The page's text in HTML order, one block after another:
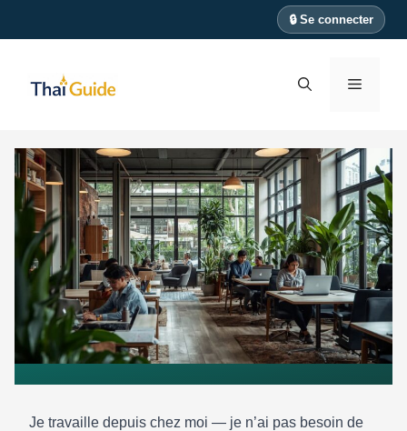
au
🔒 Se connecter
Menu
Je travaille depuis chez moi — je n’ai pas besoin de